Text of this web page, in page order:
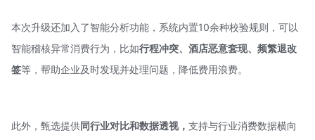
本次升级还加入了智能分析功能，系统内置10余种校验规则，可以
智能稽核异常消费行为，比如行程冲突、酒店恶意套现、频繁退改
签等，帮助企业及时发现并处理问题，降低费用浪费。
此外，甄选提供同行业对比和数据透视， 支持与行业消费数据横向